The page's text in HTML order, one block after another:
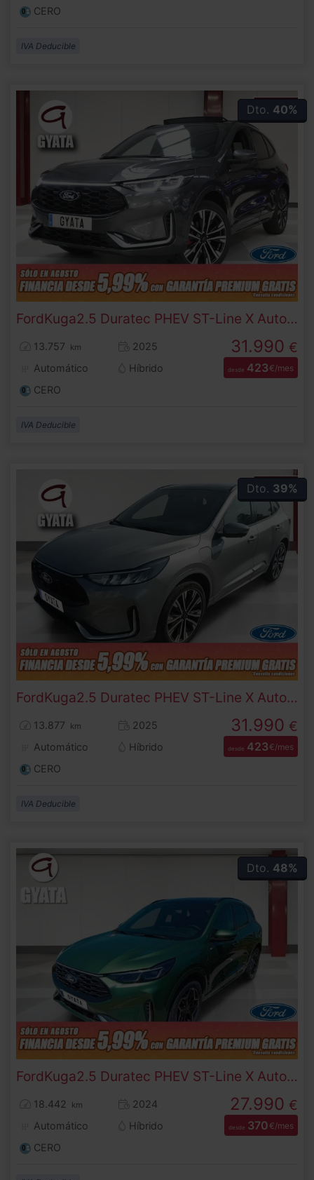
CERO
IVA Deducible
Dto. 40%
FordKuga 2.5 Duratec PHEV ST-Line X Auto 178 kW (243 CV)
13.757 km
2025
Automático
Híbrido
CERO
31.990 €
desde 423€/mes
IVA Deducible
Dto. 39%
FordKuga 2.5 Duratec PHEV ST-Line X Auto 178 kW (243 CV)
13.877 km
2025
Automático
Híbrido
CERO
31.990 €
desde 423€/mes
IVA Deducible
Dto. 48%
FordKuga 2.5 Duratec PHEV ST-Line X Auto 178 kW (243 CV)
18.442 km
2024
Automático
Híbrido
CERO
27.990 €
desde 370€/mes